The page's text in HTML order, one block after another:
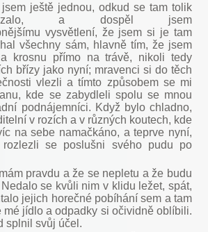
ještě jednou, odkud se tam tolik
vzalo, a dospěl jsem
vysvětlení, že jsem si je tam
všechny sám, hlavně tím, že jsem
krosnu přímo na trávě, nikoli tedy
břízy jako nyní; mravenci si do těch
vlezli a tímto způsobem se mi
kde se zabydleli spolu se mnou
podnájemníci. Když bylo chladno,
v rozích a v různých koutech, kde
na sebe namačkáno, a teprve nyní,
se poslušni svého pudu po
pravdu a že se nepletu a že budu
se kvůli nim v klidu ležet, spát,
jejich horečné pobíhání sem a tam
mé jídlo a odpadky si očividně oblíbili.
splnil svůj účel.